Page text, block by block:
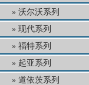
沃尔沃系列
现代系列
福特系列
起亚系列
道依茨系列